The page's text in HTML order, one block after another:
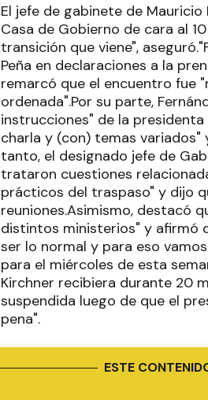
El jefe de gabinete de
Casa de Gobierno de cara al
transición que viene",
Peña en declaraciones a la
remarcó que el encuentro fue
ordenada".Por su parte,
instrucciones" de la
charla y (con) temas variados"
tanto, el designado jefe de
trataron cuestiones
prácticos del traspaso" y dijo
reuniones.Asimismo, destacó
distintos ministerios" y afirmó
ser lo normal y para eso
para el miércoles de esta
Kirchner recibiera durante 20
suspendida luego de que el
pena".
ESTE